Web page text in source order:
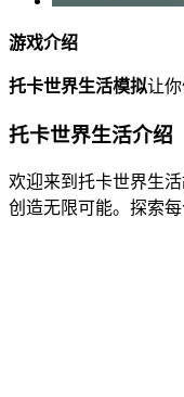
游戏介绍
托卡世界生活模拟让
托卡世界生活介绍
欢迎来到托卡世界生
创造无限可能。探索